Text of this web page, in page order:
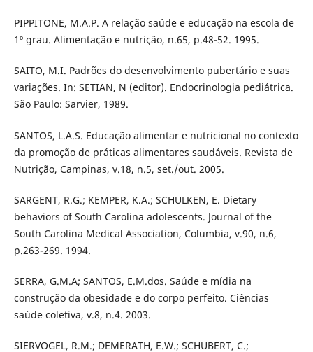
PIPPITONE, M.A.P. A relação saúde e educação na escola de
1º grau. Alimentação e nutrição, n.65, p.48-52. 1995.
SAITO, M.I. Padrões do desenvolvimento pubertário e suas
variações. In: SETIAN, N (editor). Endocrinologia pediátrica.
São Paulo: Sarvier, 1989.
SANTOS, L.A.S. Educação alimentar e nutricional no contexto
da promoção de práticas alimentares saudáveis. Revista de
Nutrição, Campinas, v.18, n.5, set./out. 2005.
SARGENT, R.G.; KEMPER, K.A.; SCHULKEN, E. Dietary
behaviors of South Carolina adolescents. Journal of the
South Carolina Medical Association, Columbia, v.90, n.6,
p.263-269. 1994.
SERRA, G.M.A; SANTOS, E.M.dos. Saúde e mídia na
construção da obesidade e do corpo perfeito. Ciências
saúde coletiva, v.8, n.4. 2003.
SIERVOGEL, R.M.; DEMERATH, E.W.; SCHUBERT, C.;